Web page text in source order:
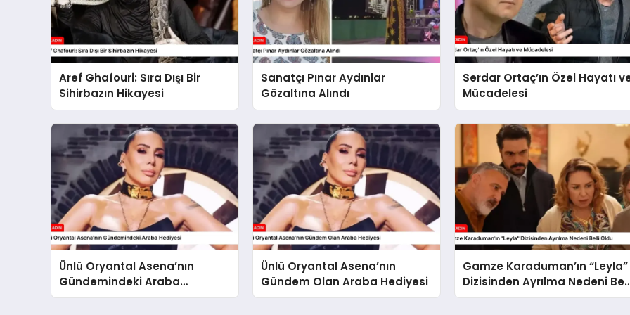
Aref Ghafouri: Sıra Dışı Bir
Sihirbazın Hikayesi
Sanatçı Pınar Aydınlar
Gözaltına Alındı
Serdar Ortaç’ın Özel Hayatı
Mücadelesi
Ünlü Oryantal Asena’nın
Gündemindeki Araba
Hediyesi
Ünlü Oryantal Asena’nın
Gündem Olan Araba Hediyesi
Gamze Karaduman’ın “Leyla”
Dizisinden Ayrılma Nedeni
Oldu